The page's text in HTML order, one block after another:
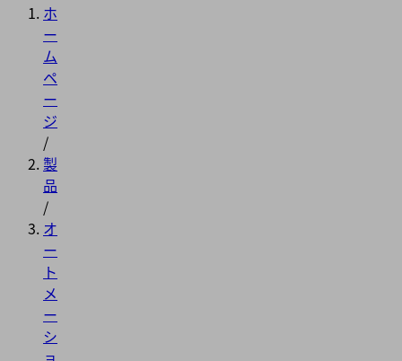
ホ
ー
ム
ペ
ー
ジ
/
製
品
/
オ
ー
ト
メ
ー
シ